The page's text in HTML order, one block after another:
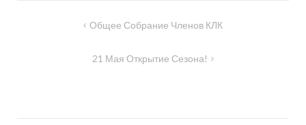
НавигацияОбщее Собрание Членов КЛК
21 Мая Открытие Сезона!